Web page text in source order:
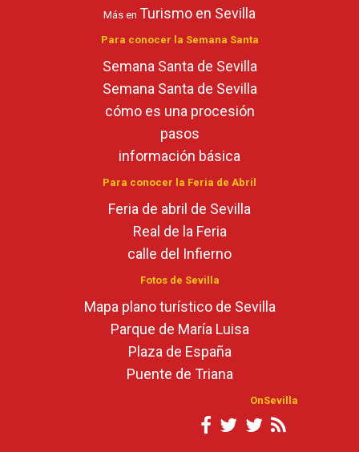
Más en Turismo en Sevilla
Para conocer la Semana Santa
Semana Santa de Sevilla
Semana Santa de Sevilla
cómo es una procesión
pasos
información básica
Para conocer la Feria de Abril
Feria de abril de Sevilla
Real de la Feria
calle del Infierno
Fotos de Sevilla
Mapa plano turístico de Sevilla
Parque de María Luisa
Plaza de España
Puente de Triana
OnSevilla